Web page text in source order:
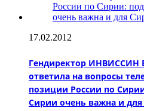
17.02.2012
Гендиректор ИНВИССИН
ответила на вопросы
позиции России по
Сирии очень важна и